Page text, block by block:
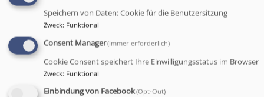
Gregor Jungheim
ausgezeichnet. Knapp 30
Organisationen hatten sich um den Preis zum Motto:
"Ehrenamt zeitgemäß gestalten - Offen für Neues, stark
im Miteinander" beworben.
Speichern von Daten: Cookie für die Benutzersitzung
Zweck: Funktional
Consent Manager(immer erforderlich)
Cookie Consent speichert Ihre Einwilligungsstatus im Browser
Zweck: Funktional
Einbindung von Facebook(Opt-Out)